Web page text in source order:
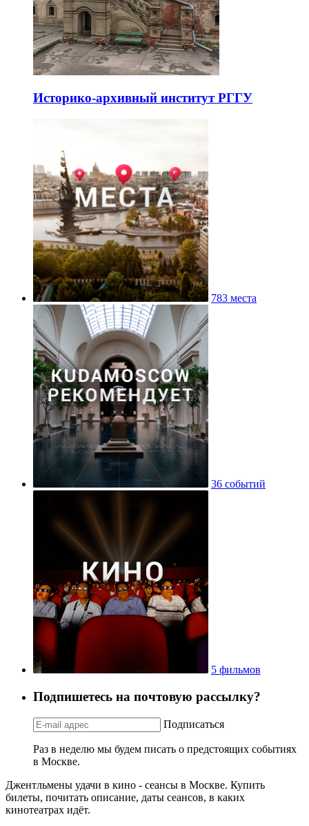
Историко-архивный институт РГГУ
783 места
36 событий
5 фильмов
Подпишетесь на почтовую рассылку?
Подписаться
Раз в неделю мы будем писать о предстоящих событиях
в Москве.
Джентльмены удачи в кино - сеансы в Москве. Купить
билеты, почитать описание, даты сеансов, в каких
кинотеатрах идёт.